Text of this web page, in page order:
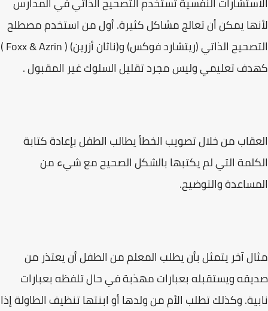
لأنها يمكن أن تعالج مشاكل كثيرة. أول من استخدم مصطلح
التصحيح الذاتي (ريتشارد فوكس) و(ناثان أزرین) ( Foxx & Azrin )
کهدف تعليمي وليس مجرد تقليل السلوك غير المقبول .
العقاب من خلال تصويب الخطأ يطالب الطفل بإعادة كتابة
الكلمة التي لم يكتبها بالشكل الصحيح مع شيء من
المساعدة والتوضيح.
مثال آخر يتمثل بأن يطلب المعلم من الطفل أن يعتذر من
صديقه ويستقبله بعبارات مهذبة في حال تلفظه بعبارات
نابية. وكذلك تطلب الأم من ولدها أو ابنتها تنظيف الطاولة إذا